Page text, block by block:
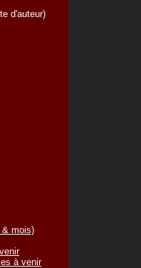
d'auteur)
& mois)
à venir